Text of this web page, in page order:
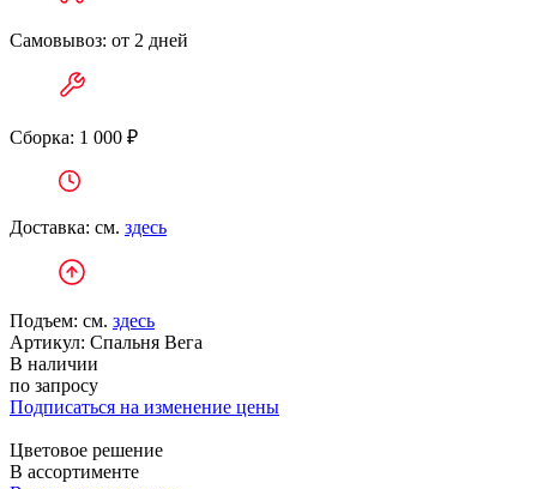
Самовывоз: от 2 дней
Сборка: 1 000 ₽
Доставка: см. здесь
Подъем: см. здесь
Артикул: Спальня Вега
В наличии
по запросу
Подписаться на изменение цены
Цветовое решение
В ассортименте